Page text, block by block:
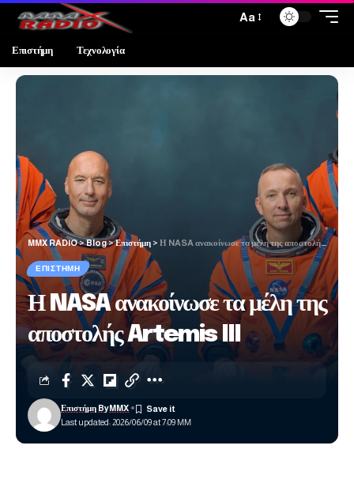
Aa
Επιστήμη Τεχνολογία
MMX RADIO>Blog>Επιστήμη > Η NASA ανακοίνωσε τα μέλη της αποστολής Artemis III
ΕΠΙΣΤΉΜΗ
Η NASA ανακοίνωσε τα μέλη της
αποστολής Artemis III
Last updated: 2026/06/09 at 7:09 ΜΜ
Επιστήμη ByMMX